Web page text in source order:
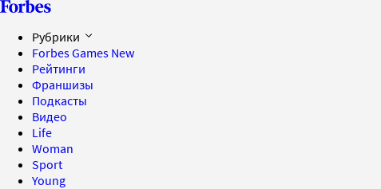
Рубрики
Forbes Games New
Рейтинги
Франшизы
Подкасты
Видео
Life
Woman
Sport
Young